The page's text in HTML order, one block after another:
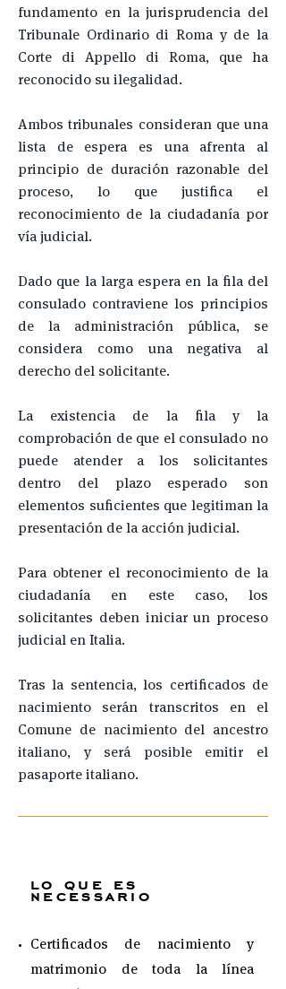
fundamento en la jurisprudencia del
Tribunale Ordinario di Roma y de la
Corte di Appello di Roma, que ha
reconocido su ilegalidad.
Ambos tribunales consideran que una
lista de espera es una afrenta al
principio de duración razonable del
proceso, lo que justifica el
reconocimiento de la ciudadanía por
vía judicial.
Dado que la larga espera en la fila del
consulado contraviene los principios
de la administración pública, se
considera como una negativa al
derecho del solicitante.
La existencia de la fila y la
comprobación de que el consulado no
puede atender a los solicitantes
dentro del plazo esperado son
elementos suficientes que legitiman la
presentación de la acción judicial.
Para obtener el reconocimiento de la
ciudadanía en este caso, los
solicitantes deben iniciar un proceso
judicial en Italia.
Tras la sentencia, los certificados de
nacimiento serán transcritos en el
Comune de nacimiento del ancestro
italiano, y será posible emitir el
pasaporte italiano.
lo que es
necessario
Certificados de nacimiento y
matrimonio de toda la línea